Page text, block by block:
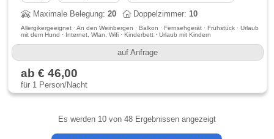
Maximale Belegung:20 Doppelzimmer:10
Allergikergeeignet · An den Weinbergen · Balkon · Fernsehgerät · Frühstück · Urlaub
mit dem Hund · Internet, Wlan, Wifi · Kinderbett · Urlaub mit Kindern
auf Anfrage
ab € 46,00
für 1 Person/Nacht
Es werden 10von 48 Ergebnissen angezeigt